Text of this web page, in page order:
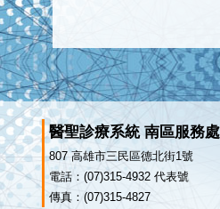
醫聖診療系統 南區服務處
807 高雄市三民區德北街1號
電話：(07)315-4932 代表號
傳真：(07)315-4827